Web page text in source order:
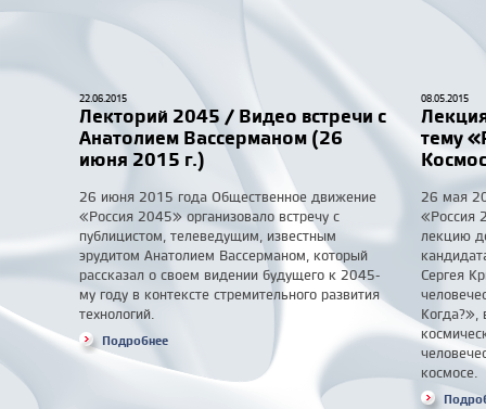
22.06.2015
Лекторий 2045 / Видео встречи с
Анатолием Вассерманом (26
июня 2015 г.)
26 июня 2015 года Общественное движение
«Россия 2045» организовало встречу с
публицистом, телеведущим, известным
эрудитом Анатолием Вассерманом, который
рассказал о своем видении будущего к 2045-
му году в контексте стремительного развития
технологий.
Подробнее
08.05.2015
тему
26 мая
«Россия
лекцию
Сергея
Когда?»,
космосе.